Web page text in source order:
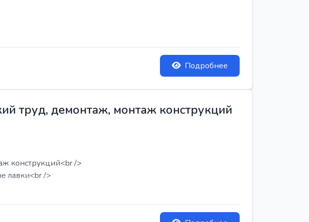
Подробнее
труд, демонтаж, монтаж конструкций
конструкций<br />
лавки<br />